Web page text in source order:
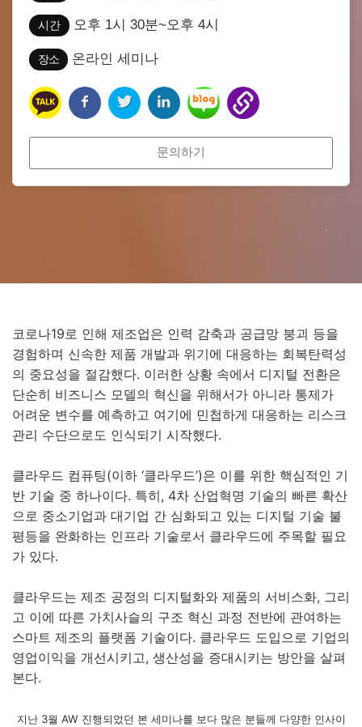
시간 오후 1시 30분~오후 4시
장소 온라인 세미나
문의하기
코로나19로 인해 제조업은 인력 감축과 공급망 붕괴 등을
경험하며 신속한 제품 개발과 위기에 대응하는 회복탄력성
의 중요성을 절감했다. 이러한 상황 속에서 디지털 전환은
단순히 비즈니스 모델의 혁신을 위해서가 아니라 통제가
어려운 변수를 예측하고 여기에 민첩하게 대응하는 리스크
관리 수단으로도 인식되기 시작했다.
클라우드 컴퓨팅(이하 ‘클라우드’)은 이를 위한 핵심적인 기
반 기술 중 하나이다. 특히, 4차 산업혁명 기술의 빠른 확산
으로 중소기업과 대기업 간 심화되고 있는 디지털 기술 불
평등을 완화하는 인프라 기술로서 클라우드에 주목할 필요
가 있다.
클라우드는 제조 공정의 디지털화와 제품의 서비스화, 그리
고 이에 따른 가치사슬의 구조 혁신 과정 전반에 관여하는
스마트 제조의 플랫폼 기술이다. 클라우드 도입으로 기업의
영업이익을 개선시키고, 생산성을 증대시키는 방안을 살펴
본다.
지난 3월 AW 진행되었던 본 세미나를 보다 많은 분들께 다양한 인사이